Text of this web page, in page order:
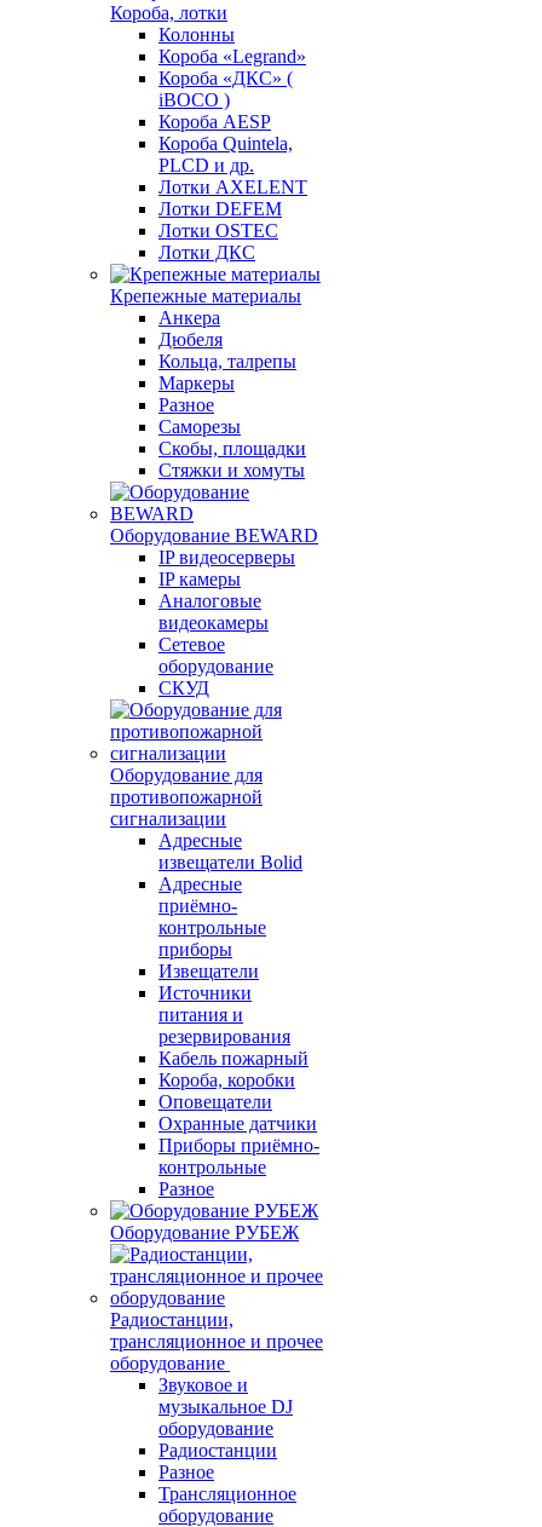
Короба, лотки
Колонны
Короба «Legrand»
Короба «ДКС» (
iBOCO )
Короба AESP
Короба Quintela,
PLCD и др.
Лотки AXELENT
Лотки DEFEM
Лотки OSTEC
Лотки ДКС
Крепежные материалы
Анкера
Дюбеля
Кольца, талрепы
Маркеры
Разное
Саморезы
Скобы, площадки
Стяжки и хомуты
Оборудование BEWARD
IP видеосерверы
IP камеры
Аналоговые
видеокамеры
Сетевое
оборудование
СКУД
Оборудование для
противопожарной
сигнализации
Адресные
извещатели Bolid
Адресные
приёмно-
контрольные
приборы
Извещатели
Источники
питания и
резервирования
Кабель пожарный
Короба, коробки
Оповещатели
Охранные датчики
Приборы приёмно-
контрольные
Разное
Оборудование РУБЕЖ
Радиостанции,
трансляционное и прочее
оборудование
Звуковое и
музыкальное DJ
оборудование
Радиостанции
Разное
Трансляционное
оборудование